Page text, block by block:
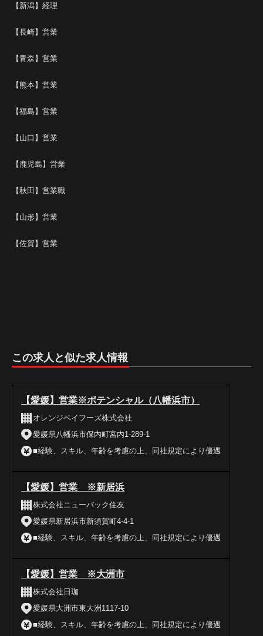
【新潟】経理
【長崎】営業
【青森】営業
【熊本】営業
【福島】営業
【山口】営業
【鹿児島】営業
【秋田】営業職
【山形】営業
【佐賀】営業
この求人と似た求人情報
【愛媛】営業※ポテンシャル（八幡浜市）
オレンジベイフーズ株式会社
愛媛県八幡浜市保内町宮内1-289-1
■経験、スキル、年齢を考慮の上、同社規定により優遇
【愛媛】営業 ※新居浜
株式会社ニューパック住友
愛媛県新居浜市新須賀町4-4-1
■経験、スキル、年齢を考慮の上、同社規定により優遇
【愛媛】営業 ※大洲市
株式会社日珈
愛媛県大洲市東大洲1117-10
■経験、スキル、年齢を考慮の上、同社規定により優遇